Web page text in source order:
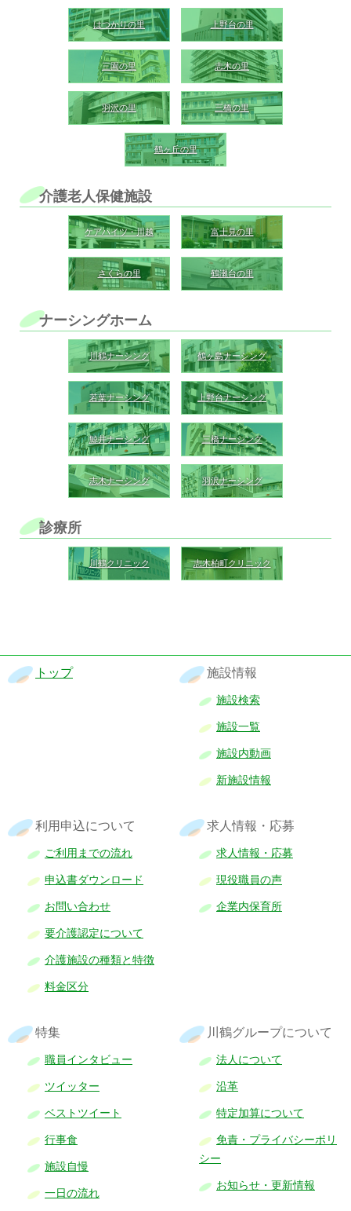
はつかりの里 上野台の里
三園の里 志木の里
羽沢の里 三橋の里
鶴ヶ丘の里
介護老人保健施設
ケアハイツ・川越 富士見の里
さくらの里 鶴瀬台の里
ナーシングホーム
川鶴ナーシング 鶴ヶ島ナーシング
若葉ナーシング 上野台ナーシング
鯨井ナーシング 三橋ナーシング
志木ナーシング 羽沢ナーシング
診療所
川鶴クリニック 志木柏町クリニック
トップ 施設情報
施設検索
施設一覧
施設内動画
新施設情報
利用申込について
ご利用までの流れ
申込書ダウンロード
お問い合わせ
要介護認定について
介護施設の種類と特徴
料金区分
求人情報・応募
求人情報・応募
現役職員の声
企業内保育所
特集
職員インタビュー
ツイッター
ベストツイート
行事食
施設自慢
一日の流れ
川鶴グループについて
法人について
沿革
特定加算について
免責・プライバシーポリ
シー
お知らせ・更新情報